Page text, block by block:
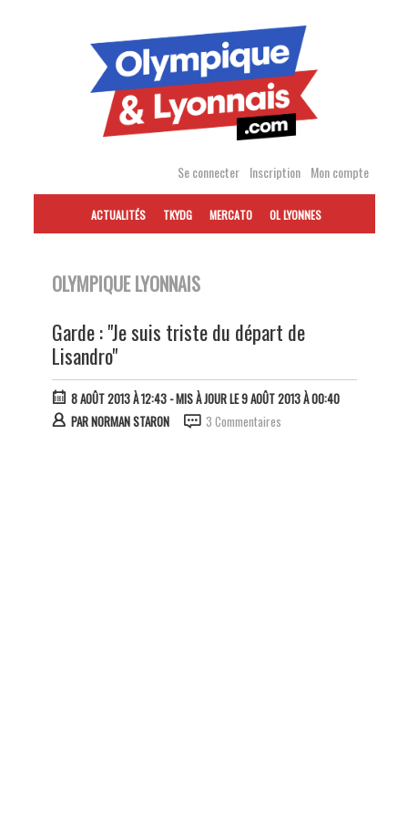
Se connecter Inscription Mon compte
ACTUALITÉS TKYDG MERCATO OL LYONNES
OLYMPIQUE LYONNAIS
Garde : "Je suis triste du départ de
Lisandro"
8 AOÛT 2013 À 12:43- MIS À JOUR LE 9 AOÛT 2013 À 00:40
PARNORMAN STARON 3 Commentaires